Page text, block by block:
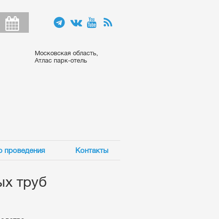
Московская область,
Атлас парк-отель
проведения Контакты
труб